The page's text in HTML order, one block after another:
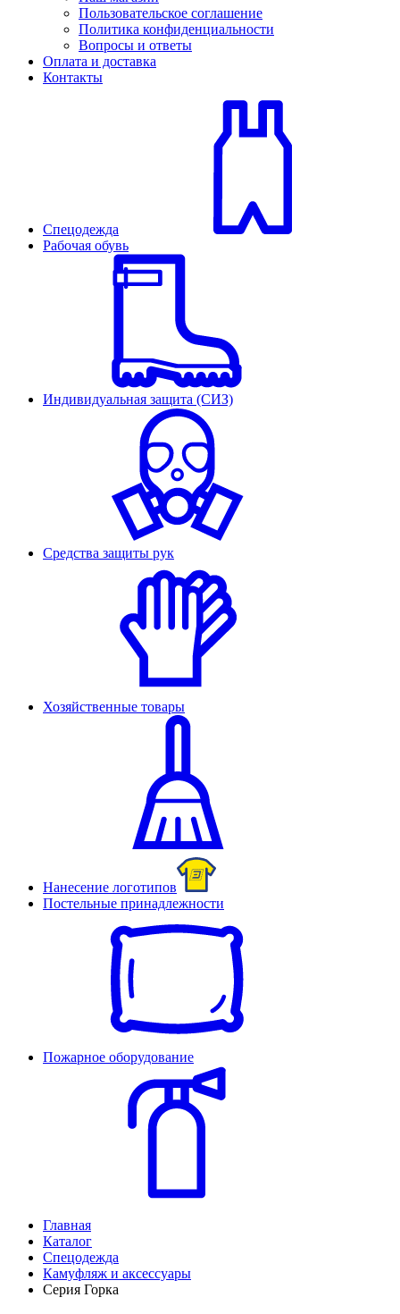
Пользовательское соглашение
Политика конфиденциальности
Вопросы и ответы
Оплата и доставка
Контакты
Спецодежда
Рабочая обувь
Индивидуальная защита (СИЗ)
Средства защиты рук
Хозяйственные товары
Нанесение логотипов
Постельные принадлежности
Пожарное оборудование
Главная
Каталог
Спецодежда
Камуфляж и аксессуары
Серия Горка